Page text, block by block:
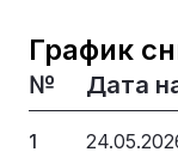
График
№ Дата
1